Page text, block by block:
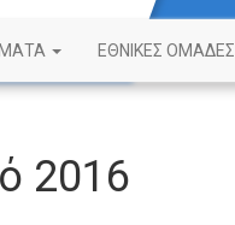
ΕΘΝΙΚΕΣ ΟΜΑΔΕΣ
2016